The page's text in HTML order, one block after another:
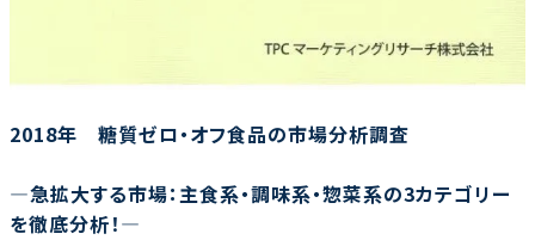
2018年 糖質ゼロ・オフ食品の市場分析調査
―急拡大する市場：主食系・調味系・惣菜系の3カテゴリー
を徹底分析！―